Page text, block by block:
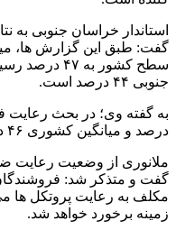
استاندار خراسان جنوبی به
گفت: طبق این گزارش ها،
سطح کشور به
جنوبی ۴۴ درصد است.
درصد و میانگین کشوری ۴۶ درصد است.
ملانوری از وضعیت رعایت
گفت و متذکر شد:
مکلف به رعایت پروتکل ها
زمینه برخورد خواهد شد.